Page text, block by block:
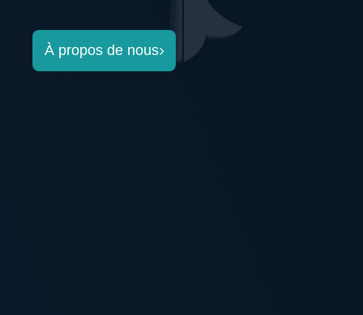
À propos de nous